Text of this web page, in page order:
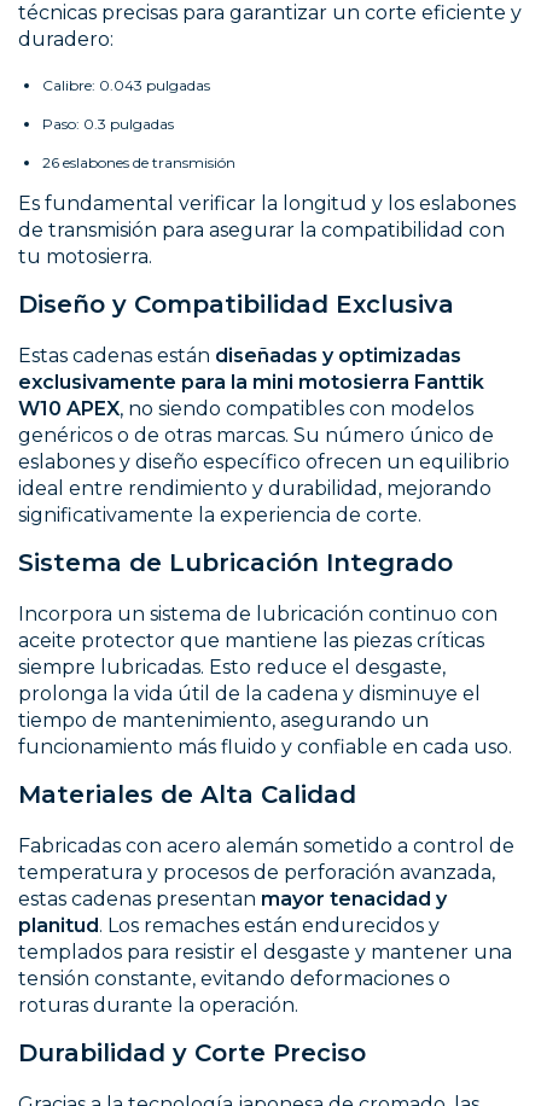
técnicas precisas para garantizar un corte eficiente y
duradero:
Calibre: 0.043 pulgadas
Paso: 0.3 pulgadas
26 eslabones de transmisión
Es fundamental verificar la longitud y los eslabones
de transmisión para asegurar la compatibilidad con
tu motosierra.
Diseño y Compatibilidad Exclusiva
Estas cadenas están diseñadas y optimizadas
exclusivamente para la mini motosierra Fanttik
W10 APEX, no siendo compatibles con modelos
genéricos o de otras marcas. Su número único de
eslabones y diseño específico ofrecen un equilibrio
ideal entre rendimiento y durabilidad, mejorando
significativamente la experiencia de corte.
Sistema de Lubricación Integrado
Incorpora un sistema de lubricación continuo con
aceite protector que mantiene las piezas críticas
siempre lubricadas. Esto reduce el desgaste,
prolonga la vida útil de la cadena y disminuye el
tiempo de mantenimiento, asegurando un
funcionamiento más fluido y confiable en cada uso.
Materiales de Alta Calidad
Fabricadas con acero alemán sometido a control de
temperatura y procesos de perforación avanzada,
estas cadenas presentan mayor tenacidad y
planitud . Los remaches están endurecidos y
templados para resistir el desgaste y mantener una
tensión constante, evitando deformaciones o
roturas durante la operación.
Durabilidad y Corte Preciso